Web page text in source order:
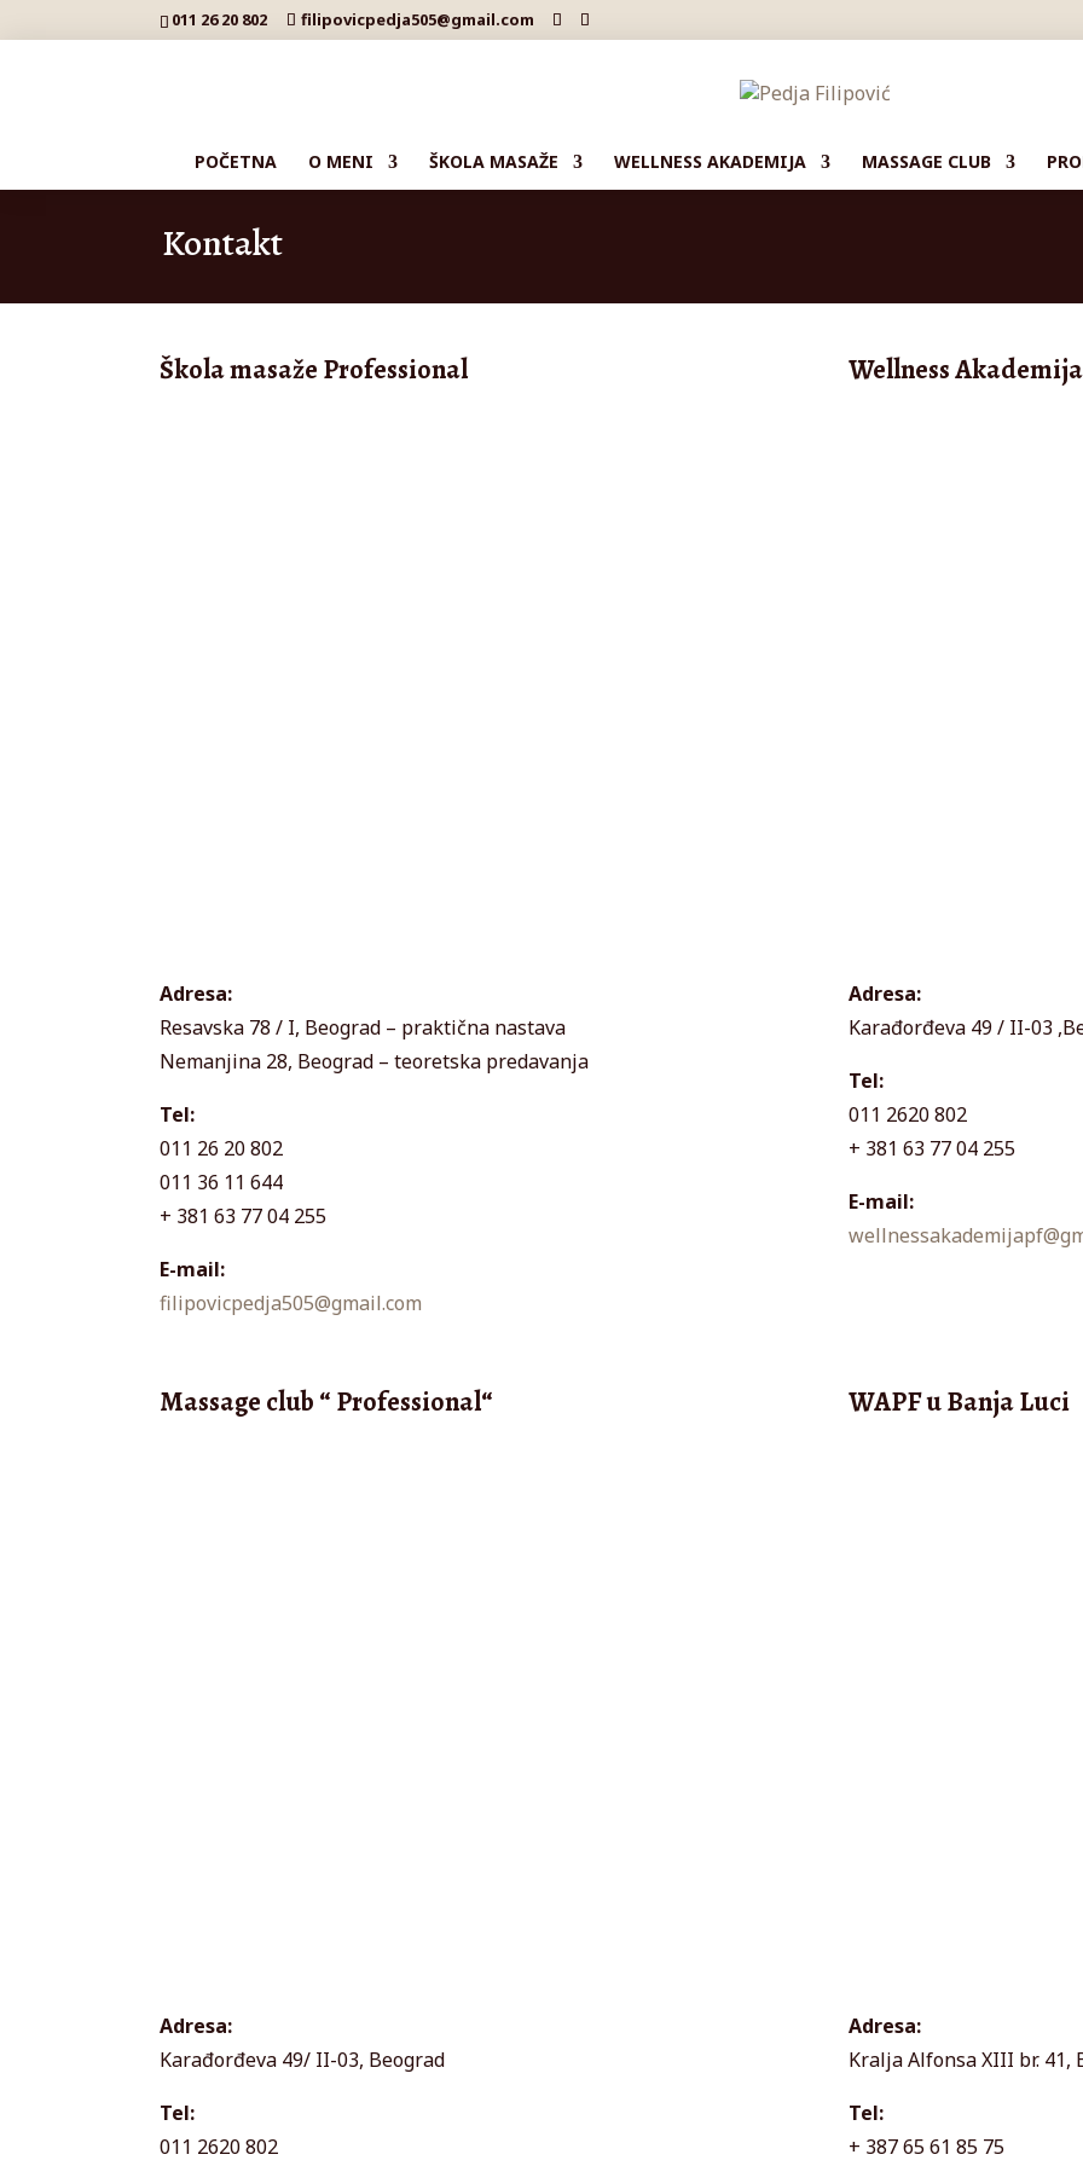
011 26 20 802 filipovicpedja505@gmail.com
POČETNA O MENI ŠKOLA MASAŽE WELLNESS AKADEMIJA MASSAGE CLUB
Kontakt
Škola masaže Professional
Adresa:
Resavska 78 / I, Beograd – praktična nastava
Nemanjina 28, Beograd – teoretska predavanja
Tel:
011 26 20 802
011 36 11 644
+ 381 63 77 04 255
E-mail:
filipovicpedja505@gmail.com
Wellness
Adresa:
Karađorđeva 49 / II-03
Tel:
011 2620 802
+ 381 63 77 04 255
E-mail:
Massage club “ Professional“
Adresa:
Karađorđeva 49/ II-03, Beograd
Tel:
011 2620 802
WAPF u Banja Luci
Adresa:
Kralja Alfonsa XIII br. 41,
Tel:
+ 387 65 61 85 75